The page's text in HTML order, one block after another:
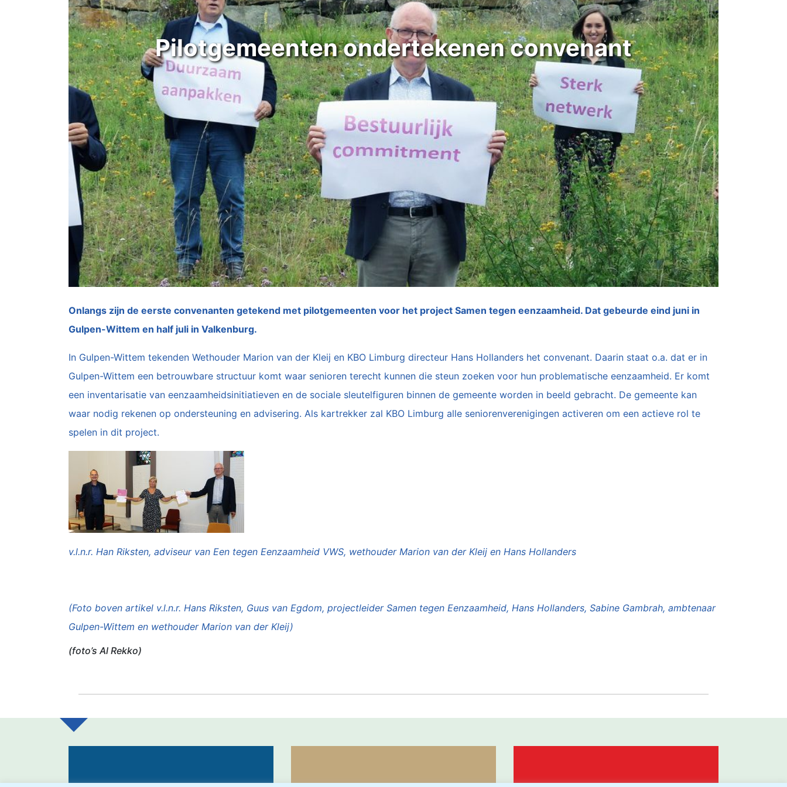
Pilotgemeenten ondertekenen convenant
Onlangs zijn de eerste convenanten getekend met pilotgemeenten voor het project Samen tegen eenzaamheid. Dat gebeurde eind juni in
Gulpen-Wittem en half juli in Valkenburg.
In Gulpen-Wittem tekenden Wethouder Marion van der Kleij en KBO Limburg directeur Hans Hollanders het convenant. Daarin staat o.a. dat er in
Gulpen-Wittem een betrouwbare structuur komt waar senioren terecht kunnen die steun zoeken voor hun problematische eenzaamheid. Er komt
een inventarisatie van eenzaamheidsinitiatieven en de sociale sleutelfiguren binnen de gemeente worden in beeld gebracht. De gemeente kan
waar nodig rekenen op ondersteuning en advisering. Als kartrekker zal KBO Limburg alle seniorenverenigingen activeren om een actieve rol te
spelen in dit project.
v.l.n.r. Han Riksten, adviseur van Een tegen Eenzaamheid VWS, wethouder Marion van der Kleij en Hans Hollanders
(Foto boven artikel v.l.n.r. Hans Riksten, Guus van Egdom, projectleider Samen tegen Eenzaamheid, Hans Hollanders, Sabine Gambrah, ambtenaar
Gulpen-Wittem en wethouder Marion van der Kleij)
(foto’s Al Rekko)